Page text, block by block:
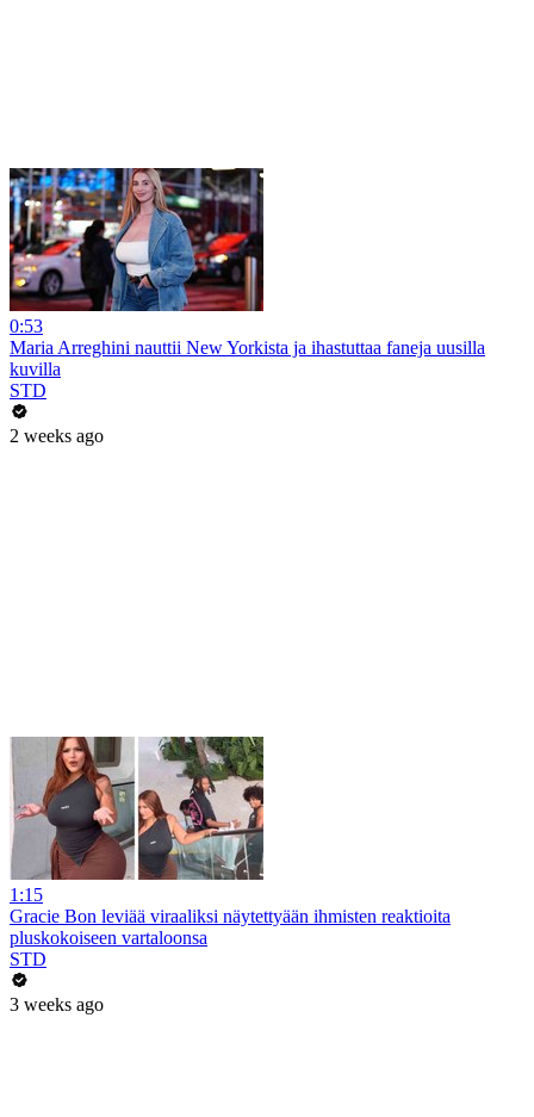
0:53
Maria Arreghini nauttii New Yorkista ja ihastuttaa faneja uusilla
kuvilla
STD
2 weeks ago
1:15
Gracie Bon leviää viraaliksi näytettyään ihmisten reaktioita
pluskokoiseen vartaloonsa
STD
3 weeks ago